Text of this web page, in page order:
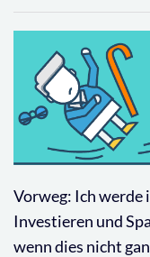
Vorweg: Ich werde
Investieren und
wenn dies nicht